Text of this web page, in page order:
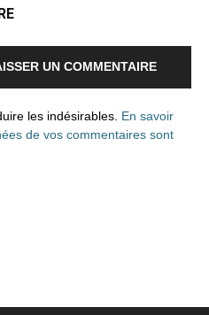
UN COMMENTAIRE
les indésirables. En savoir
de vos commentaires sont